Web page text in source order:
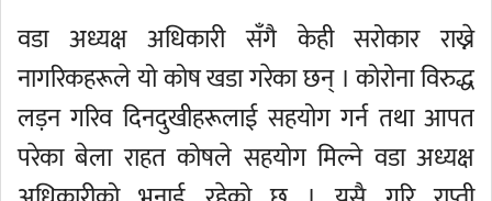
वडा अध्यक्ष अधिकारी सँगै केही सरोकार राख्ने
नागरिकहरूले यो कोष खडा गरेका छन् । कोरोना विरुद्ध
लड़न गरिव दिनदुखीहरूलाई सहयोग गर्न तथा आपत
परेका बेला राहत कोषले सहयोग मिल्ने वडा अध्यक्ष